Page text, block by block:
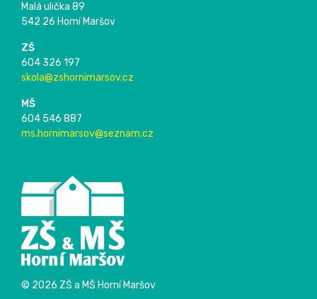
Malá ulička 89
542 26 Horní Maršov
ZŠ
604 326 197
skola@zshornimarsov.cz
MŠ
604 546 887
ms.hornimarsov@seznam.cz
© 2026 ZŠ a MŠ Horní Maršov